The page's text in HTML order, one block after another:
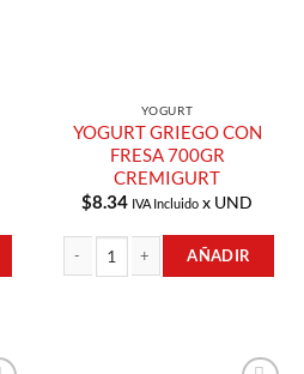
YOGURT
YOGURT GRIEGO CON
FRESA 700GR
CREMIGURT
$8.34 IVA Incluido x UND
AÑADIR